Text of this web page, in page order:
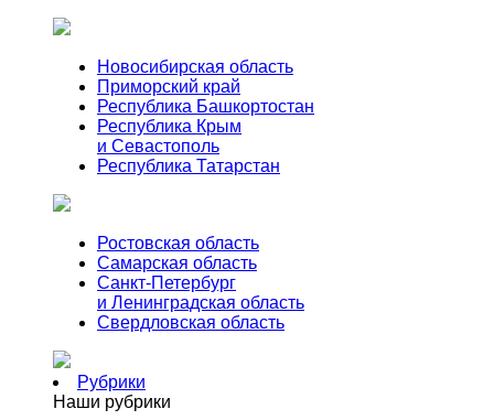
Новосибирская область
Приморский край
Республика Башкортостан
Республика Крым
и Севастополь
Республика Татарстан
Ростовская область
Самарская область
Санкт-Петербург
и Ленинградская область
Свердловская область
Рубрики
Наши рубрики